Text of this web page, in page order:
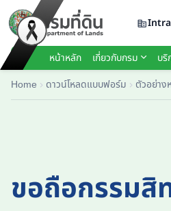
หน้าหลัก เกี่ยวกับกรม บ
Home
ดาวน์โหลดแบบฟอร์ม ตัวอย่าง
ขอถือกรรมสิ